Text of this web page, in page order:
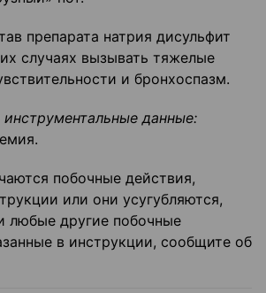
препарата натрия дисульфит
случаях вызывать тяжелые
и бронхоспазм.
данные:
побочные действия,
или они усугубляются,
любые другие побочные
в инструкции, сообщите об